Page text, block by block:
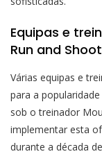
Equipas e
Run and Shoot
Várias equipas e
para a
sob o treinador
implementar esta
durante a década